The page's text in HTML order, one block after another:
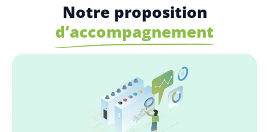
Notre proposition
d’accompagnement